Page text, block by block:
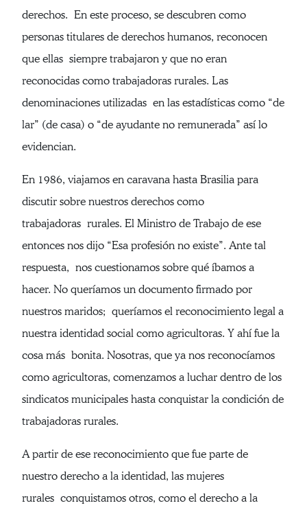
derechos. En este proceso, se descubren como
personas titulares de derechos humanos, reconocen
que ellas siempre trabajaron y que no eran
reconocidas como trabajadoras rurales. Las
denominaciones utilizadas en las estadísticas como “de
lar” (de casa) o “de ayudante no remunerada” así lo
evidencian.
En 1986, viajamos en caravana hasta Brasilia para
discutir sobre nuestros derechos como
trabajadoras rurales. El Ministro de Trabajo de ese
entonces nos dijo “Esa profesión no existe”. Ante tal
respuesta, nos cuestionamos sobre qué íbamos a
hacer. No queríamos un documento firmado por
nuestros maridos; queríamos el reconocimiento legal a
nuestra identidad social como agricultoras. Y ahí fue la
cosa más bonita. Nosotras, que ya nos reconocíamos
como agricultoras, comenzamos a luchar dentro de los
sindicatos municipales hasta conquistar la condición de
trabajadoras rurales.
A partir de ese reconocimiento que fue parte de
nuestro derecho a la identidad, las mujeres
rurales conquistamos otros, como el derecho a la